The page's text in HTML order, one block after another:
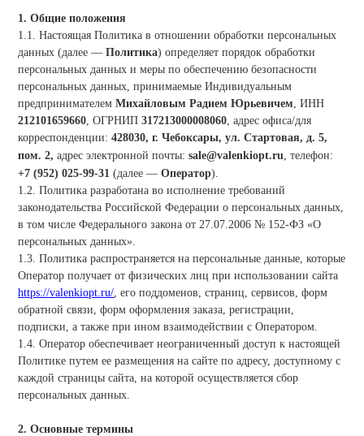
1. Общие положения
1.1. Настоящая Политика в отношении обработки персональных
данных (далее —Политика) определяет порядок обработки
персональных данных и меры по обеспечению безопасности
персональных данных, принимаемые Индивидуальным
предпринимателемМихайловым Радием Юрьевичем , ИНН
212101659660 , ОГРНИП317213000008060 , адрес офиса/для
корреспонденции:428030, г. Чебоксары, ул. Стартовая, д. 5,
пом. 2,адрес электронной почты:sale@valenkiopt.ru , телефон:
+7 (952) 025-99-31 (далее —Оператор).
1.2. Политика разработана во исполнение требований
законодательства Российской Федерации о персональных данных,
в том числе Федерального закона от 27.07.2006 № 152-ФЗ «О
персональных данных».
1.3. Политика распространяется на персональные данные, которые
Оператор получает от физических лиц при использовании сайта
https://valenkiopt.ru/ , его поддоменов, страниц, сервисов, форм
обратной связи, форм оформления заказа, регистрации,
подписки, а также при ином взаимодействии с Оператором.
1.4. Оператор обеспечивает неограниченный доступ к настоящей
Политике путем ее размещения на сайте по адресу, доступному с
каждой страницы сайта, на которой осуществляется сбор
персональных данных.
2. Основные термины